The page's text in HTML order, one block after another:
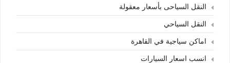
النقل السياحى بأسعار معقولة
النقل السياحي
اماكن سياجية في القاهرة
انسب اسعار السيارات